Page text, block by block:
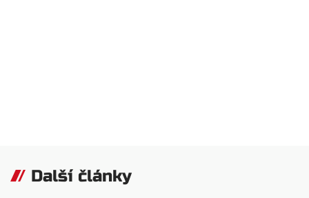
Další články